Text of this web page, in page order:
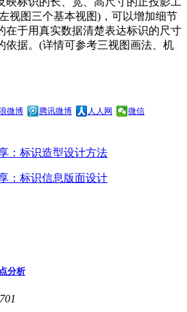
视图三个基本视图)，可以增加细节
在于用真实数据清楚表达标识的尺寸
依据。(详情可参考三视图画法、机
微博 腾讯微博 人人网 微信
：标识造型设计方法
：标识信息版面设计
分析